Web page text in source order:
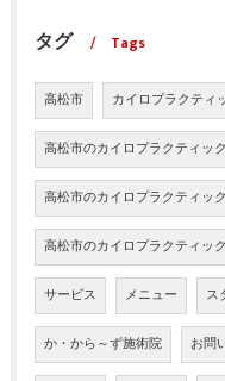
タグ Tags
高松市 カイロプラクティ
高松市のカイロプラクティッ
高松市のカイロプラクティッ
高松市のカイロプラクティッ
サービス メニュー ス
か・から～ず施術院 お問